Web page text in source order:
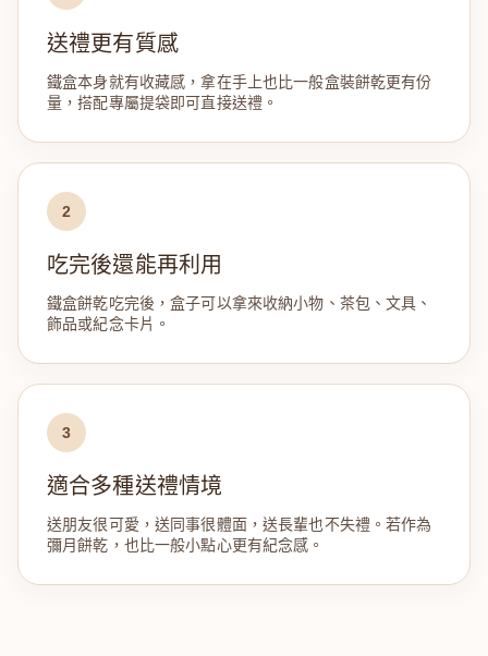
送禮更有質感
鐵盒本身就有收藏感，拿在手上也比一般盒裝餅乾更有份
量，搭配專屬提袋即可直接送禮。
2
吃完後還能再利用
鐵盒餅乾吃完後，盒子可以拿來收納小物、茶包、文具、
飾品或紀念卡片。
3
適合多種送禮情境
送朋友很可愛，送同事很體面，送長輩也不失禮。若作為
彌月餅乾，也比一般小點心更有紀念感。